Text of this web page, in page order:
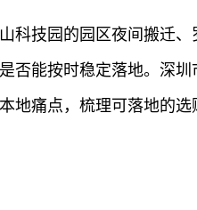
科技园的园区夜间搬迁
否能按时稳定落地。深
地痛点，梳理可落地的选